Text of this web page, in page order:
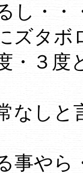
し・・
ズタボ
・３度
なしと
事やら